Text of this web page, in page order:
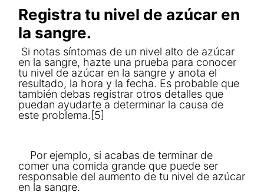
Registra tu nivel de azúcar en
la sangre.
Si notas síntomas de un nivel alto de azúcar
en la sangre, hazte una prueba para conocer
tu nivel de azúcar en la sangre y anota el
resultado, la hora y la fecha. Es probable que
también debas registrar otros detalles que
puedan ayudarte a determinar la causa de
este problema.[5]
Por ejemplo, si acabas de terminar de
comer una comida grande que puede ser
responsable del aumento de tu nivel de azúcar
en la sangre.